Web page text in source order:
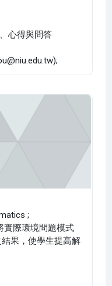
心得與問答
;
實際環境問題模式
果，使學生提高解